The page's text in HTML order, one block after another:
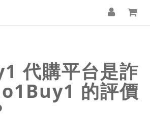
代購平台是詐
的評價